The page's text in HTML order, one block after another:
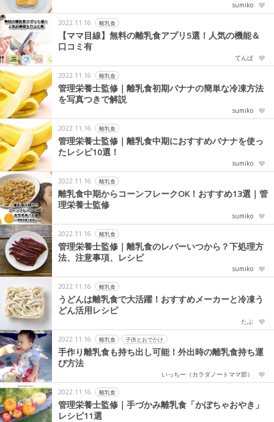
sumiko
2022.11.16 離乳食
【ママ目線】無料の離乳食アプリ5選！人気の機能＆
口コミ有
てんぱ
2022.11.16 離乳食
管理栄養士監修｜離乳食初期バナナの簡単な冷凍方法
を写真つきで解説
sumiko
2022.11.16 離乳食
管理栄養士監修｜離乳食中期におすすめバナナを使っ
たレシピ10選！
sumiko
2022.11.16 離乳食
離乳食中期からコーンフレークOK！おすすめ13選｜管
理栄養士監修
sumiko
2022.11.16 離乳食
管理栄養士監修｜離乳食のレバーいつから？下処理方
法、注意事項、レシピ
sumiko
2022.11.16 離乳食
うどんは離乳食で大活躍！おすすめメーカーと冷凍う
どん活用レシピ
たぶ
2022.11.16 離乳食 子供とおでかけ
手作り離乳食も持ち出し可能！外出時の離乳食持ち運
び方法
いっちー（カラダノートママ部）
2022.11.16 離乳食
管理栄養士監修｜手づかみ離乳食「かぼちゃおやき」
レシピ11選